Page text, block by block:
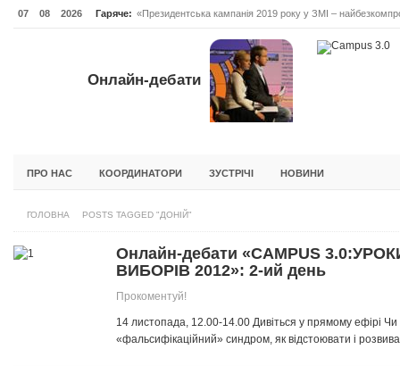
07 08 2026 Гаряче: «Президентська кампанія 2019 року у ЗМІ –
Онлайн-дебати #Відповідальне лідерство. Випуск 3
ОНЛАЙН-ДЕБАТИ #ВІДПОВІДАЛЬНЕ ЛІДЕРСТВО.
Онлайн-дебати
ПРО НАС КООРДИНАТОРИ ЗУСТРІЧІ НОВИНИ
ГОЛОВНА POSTS TAGGED "ДОНІЙ"
Онлайн-дебати «CAMPUS
ВИБОРІВ 2012»: 2-ий день
Прокоментуй!
14 листопада, 12.00-14.00 Дивіться у прямому ефірі
«фальсифікаційний» синдром, як відстоювати і